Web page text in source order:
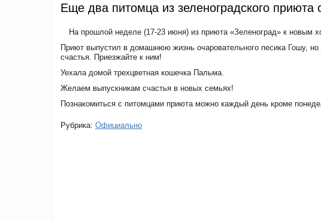
Еще два питомца из зеленоградского приюта
На прошлой неделе (17-23 июня) из приюта «Зеленоград» к новым
Приют выпустил в домашнюю жизнь очаровательного песика Гошу, но
счастья. Приезжайте к ним!
Уехала домой трехцветная кошечка Пальма.
Желаем выпускникам счастья в новых семьях!
Познакомиться с питомцами приюта можно каждый день кроме
Рубрика: Официально